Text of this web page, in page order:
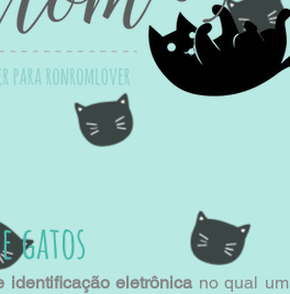
gatos
identificação eletrônica no qual